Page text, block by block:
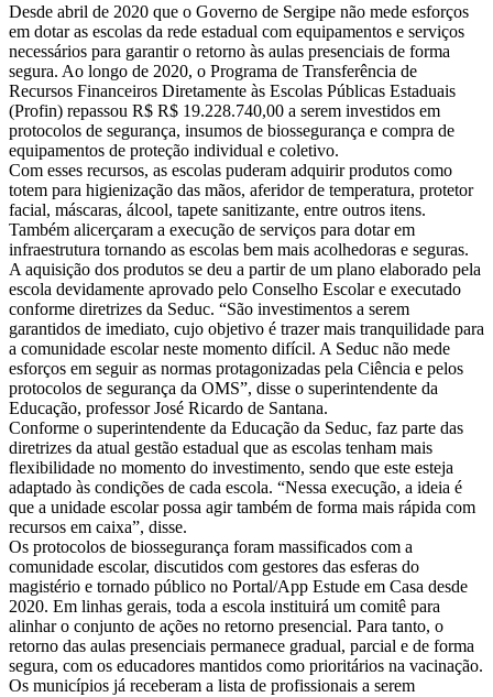
Desde abril de 2020 que o Governo de Sergipe não mede esforços
em dotar as escolas da rede estadual com equipamentos e serviços
necessários para garantir o retorno às aulas presenciais de forma
segura. Ao longo de 2020, o Programa de Transferência de
Recursos Financeiros Diretamente às Escolas Públicas Estaduais
(Profin) repassou R$ R$ 19.228.740,00 a serem investidos em
protocolos de segurança, insumos de biossegurança e compra de
equipamentos de proteção individual e coletivo.
Com esses recursos, as escolas puderam adquirir produtos como
totem para higienização das mãos, aferidor de temperatura, protetor
facial, máscaras, álcool, tapete sanitizante, entre outros itens.
Também alicerçaram a execução de serviços para dotar em
infraestrutura tornando as escolas bem mais acolhedoras e seguras.
A aquisição dos produtos se deu a partir de um plano elaborado pela
escola devidamente aprovado pelo Conselho Escolar e executado
conforme diretrizes da Seduc. “São investimentos a serem
garantidos de imediato, cujo objetivo é trazer mais tranquilidade para
a comunidade escolar neste momento difícil. A Seduc não mede
esforços em seguir as normas protagonizadas pela Ciência e pelos
protocolos de segurança da OMS”, disse o superintendente da
Educação, professor José Ricardo de Santana.
Conforme o superintendente da Educação da Seduc, faz parte das
diretrizes da atual gestão estadual que as escolas tenham mais
flexibilidade no momento do investimento, sendo que este esteja
adaptado às condições de cada escola. “Nessa execução, a ideia é
que a unidade escolar possa agir também de forma mais rápida com
recursos em caixa”, disse.
Os protocolos de biossegurança foram massificados com a
comunidade escolar, discutidos com gestores das esferas do
magistério e tornado público no Portal/App Estude em Casa desde
2020. Em linhas gerais, toda a escola instituirá um comitê para
alinhar o conjunto de ações no retorno presencial. Para tanto, o
retorno das aulas presenciais permanece gradual, parcial e de forma
segura, com os educadores mantidos como prioritários na vacinação.
Os municípios já receberam a lista de profissionais a serem